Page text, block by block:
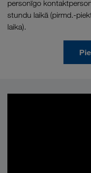
personīgo
stundu laikā (pirmd.-
laika).